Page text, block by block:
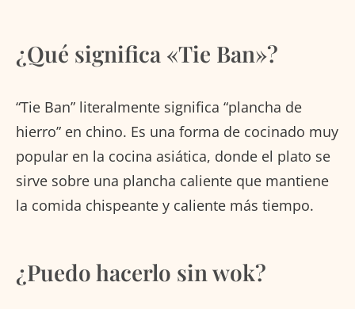
¿Qué significa «Tie Ban»?
“Tie Ban” literalmente significa “plancha de
hierro” en chino. Es una forma de cocinado muy
popular en la cocina asiática, donde el plato se
sirve sobre una plancha caliente que mantiene
la comida chispeante y caliente más tiempo.
¿Puedo hacerlo sin wok?